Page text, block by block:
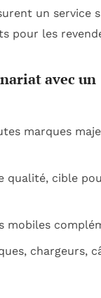
un service
pour les
avec un
marques
qualité, cible
mobiles
chargeurs,